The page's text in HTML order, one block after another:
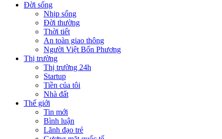
Đời sống
Nhịp sống
Đời thường
Thời tiết
An toàn giao thông
Người Việt Bốn Phương
Thị trường
Thị trường 24h
Startup
Tiền của tôi
Nhà đất
Thế giới
Tin mới
Bình luận
Lãnh đạo trẻ